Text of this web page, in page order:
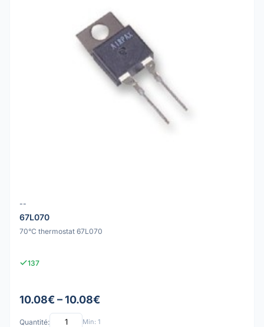
--
67L070
70°C thermostat 67L070
137
10.08€ – 10.08€
Quantité: Min: 1